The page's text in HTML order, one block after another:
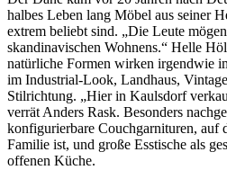
halbes Leben lang Möbel aus seiner
extrem beliebt sind. „Die Leute
skandinavischen Wohnens.“ Helle
natürliche Formen wirken irgendwie
im Industrial-Look, Landhaus,
Stilrichtung. „Hier in Kaulsdorf
verrät Anders Rask. Besonders
konfigurierbare Couchgarnituren, auf
Familie ist, und große Esstische als
offenen Küche.